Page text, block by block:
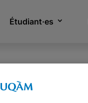
Étudiant·es